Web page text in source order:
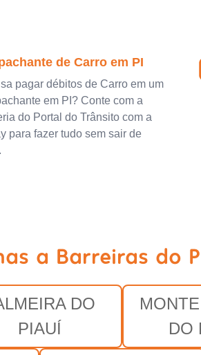
de Carro em PI
pagar débitos de Carro em um
em PI? Conte com a
do Portal do Trânsito com a
para fazer tudo sem sair de
a Barreiras do
DO
PIAUÍ
DO